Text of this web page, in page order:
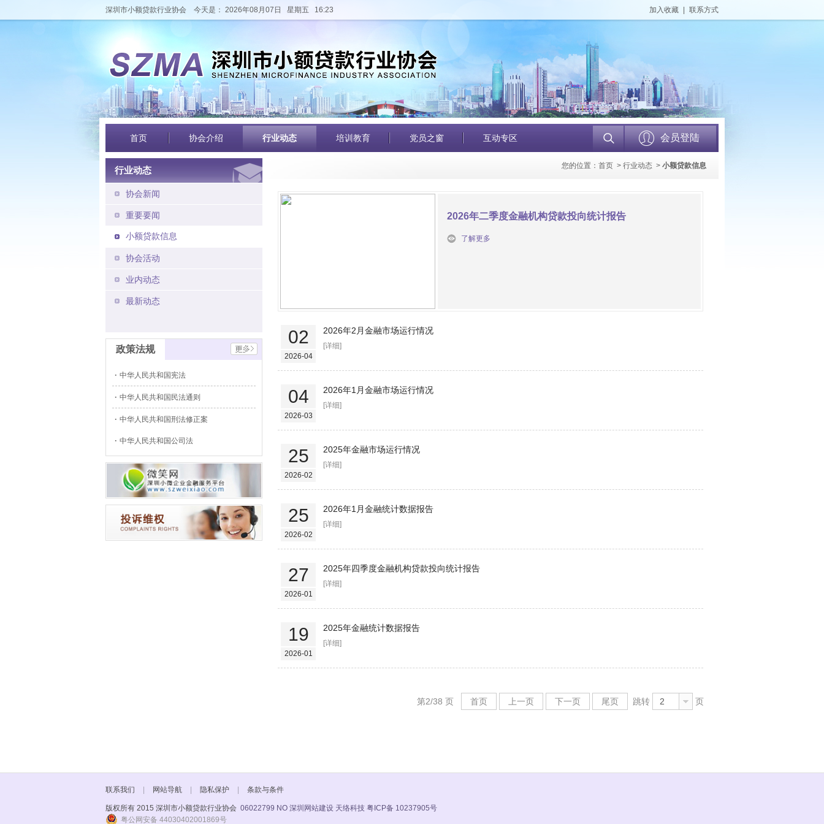
深圳市小额贷款行业协会 今天是： 2026年08月07日 星期五 16:23 加入收藏 联系方式
首页 协会介绍 行业动态 培训教育 党员之窗 互动专区 会员登陆
行业动态
协会新闻
重要要闻
小额贷款信息
协会活动
业内动态
最新动态
政策法规
中华人民共和国宪法
中华人民共和国民法通则
中华人民共和国刑法修正案
中华人民共和国公司法
您的位置： 首页 > 行业动态 > 小额贷款信息
2026年二季度金融机构贷款投向统计报告
了解更多
02
2026-04
2026年2月金融市场运行情况
[详细]
04
2026-03
2026年1月金融市场运行情况
[详细]
25
2026-02
2025年金融市场运行情况
[详细]
25
2026-02
2026年1月金融统计数据报告
[详细]
27
2026-01
2025年四季度金融机构贷款投向统计报告
[详细]
19
2026-01
2025年金融统计数据报告
[详细]
第2/38 页 首页 上一页 下一页 尾页 跳转 2 页
联系我们 网站导航 隐私保护 条款与条件
版权所有 2015 深圳市小额贷款行业协会 06022799 NO 深圳网站建设 天络科技 粤ICP备 10237905号
粤公网安备 44030402001869号